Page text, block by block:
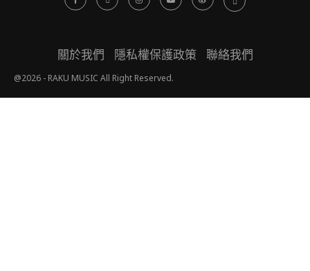
關於我們 隱私權保護政策 聯絡我們
@2026 - RAKU MUSIC All Right Reserved.